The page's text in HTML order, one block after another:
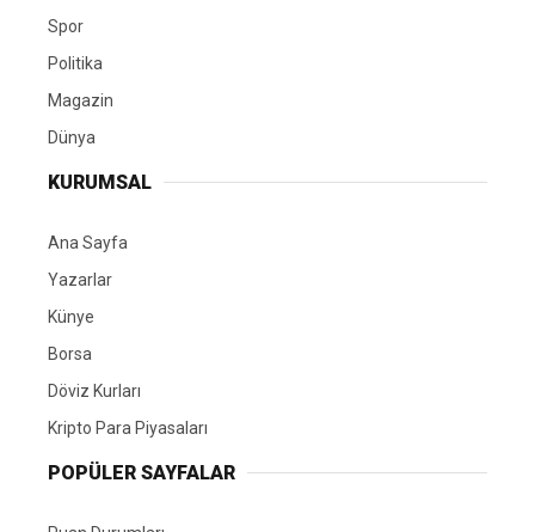
Spor
Politika
Magazin
Dünya
KURUMSAL
Ana Sayfa
Yazarlar
Künye
Borsa
Döviz Kurları
Kripto Para Piyasaları
POPÜLER SAYFALAR